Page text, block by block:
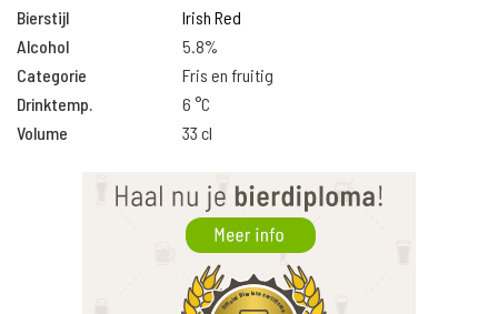
Bierstijl
Irish Red
Alcohol
5.8%
Categorie
Fris en fruitig
Drinktemp.
6 °C
Volume
33 cl